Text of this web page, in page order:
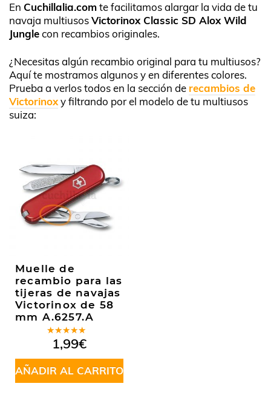
En Cuchillalia.comte facilitamos alargar la vida de tu
navaja multiusosVictorinox Classic SD Alox Wild
Junglecon recambios originales.
¿Necesitas algún recambio original para tu multiusos?
Aquí te mostramos algunos y en diferentes colores.
Prueba a verlos todos en la sección de recambios de
Victorinoxy filtrando por el modelo de tu multiusos
suiza:
Muelle de
recambio para las
tijeras de navajas
Victorinox de 58
mm A.6257.A
Valorado
en5.00de
5
1,99€
AÑADIR AL CARRITO